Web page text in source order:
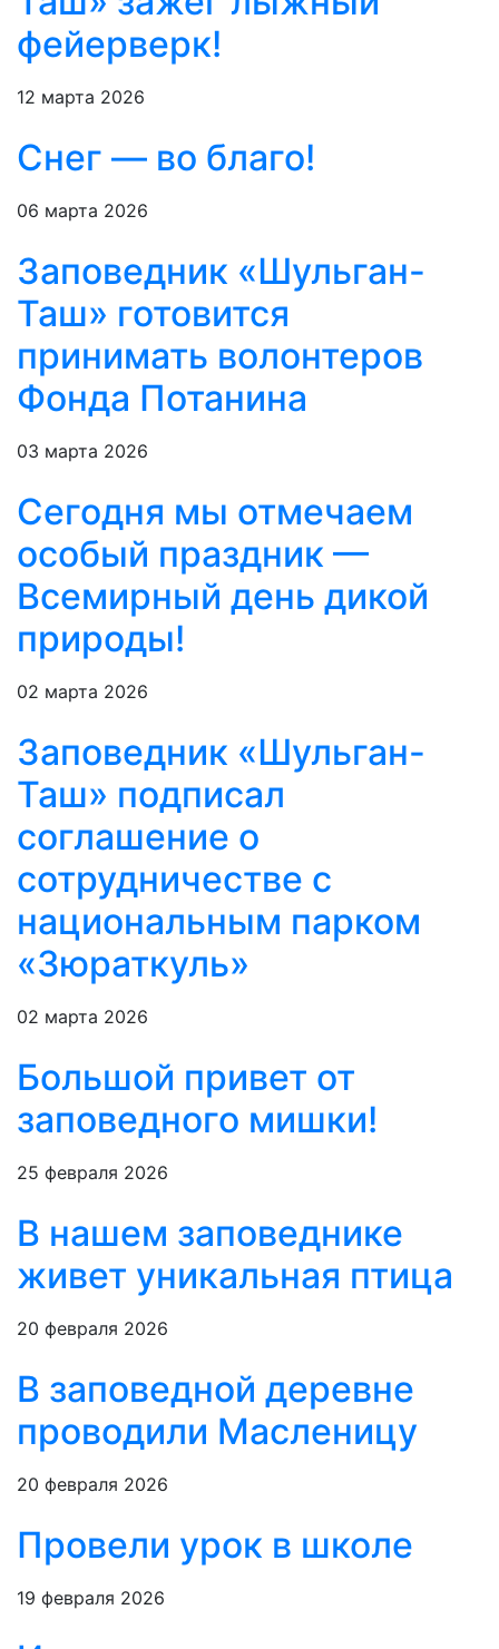
фейерверк!
12 марта 2026
Снег — во благо!
06 марта 2026
Заповедник «Шульган-
Таш» готовится
принимать волонтеров
Фонда Потанина
03 марта 2026
Сегодня мы отмечаем
особый праздник —
Всемирный день дикой
природы!
02 марта 2026
Заповедник «Шульган-
Таш» подписал
соглашение о
сотрудничестве с
национальным парком
«Зюраткуль»
02 марта 2026
Большой привет от
заповедного мишки!
25 февраля 2026
В нашем заповеднике
живет уникальная птица
20 февраля 2026
В заповедной деревне
проводили Масленицу
20 февраля 2026
Провели урок в школе
19 февраля 2026